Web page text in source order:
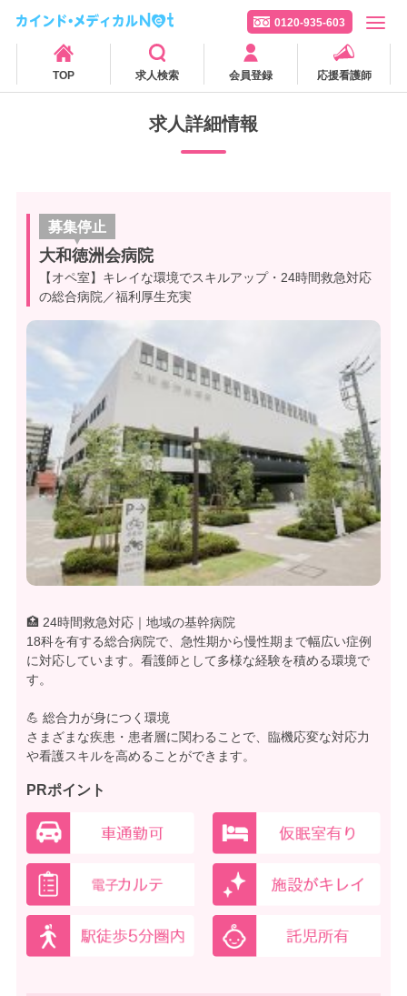
0120-935-603
TOP 求人検索 会員登録 応援看護師
求人詳細情報
募集停止
大和徳洲会病院
【オペ室】キレイな環境でスキルアップ・24時間救急対応
の総合病院／福利厚生充実
🏥 24時間救急対応｜地域の基幹病院
18科を有する総合病院で、急性期から慢性期まで幅広い症例
に対応しています。看護師として多様な経験を積める環境で
す。
💪 総合力が身につく環境
さまざまな疾患・患者層に関わることで、臨機応変な対応力
や看護スキルを高めることができます。
PRポイント